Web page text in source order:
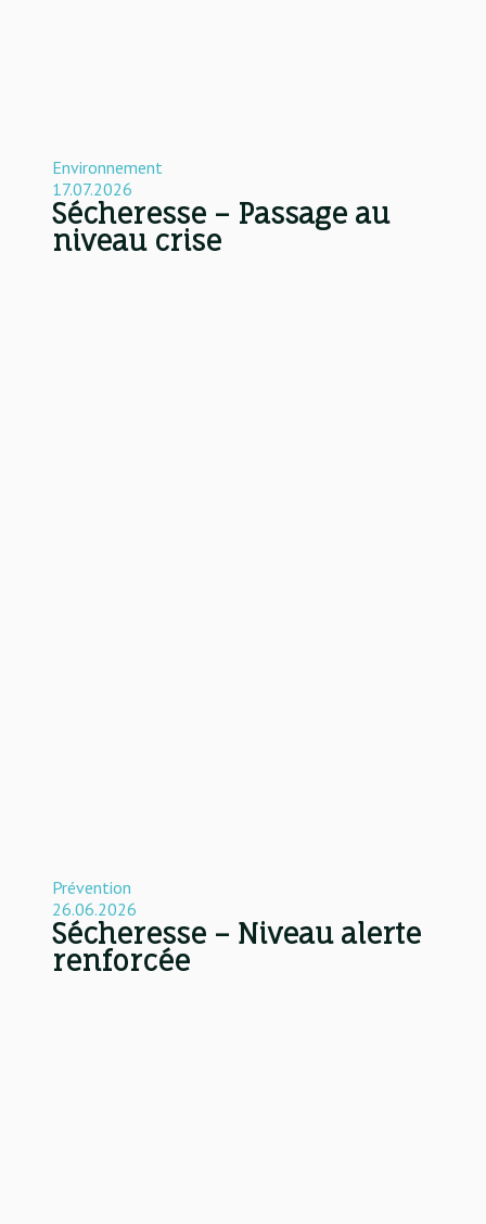
Environnement
17.07.2026
Sécheresse – Passage au
niveau crise
Prévention
26.06.2026
Sécheresse – Niveau alerte
renforcée